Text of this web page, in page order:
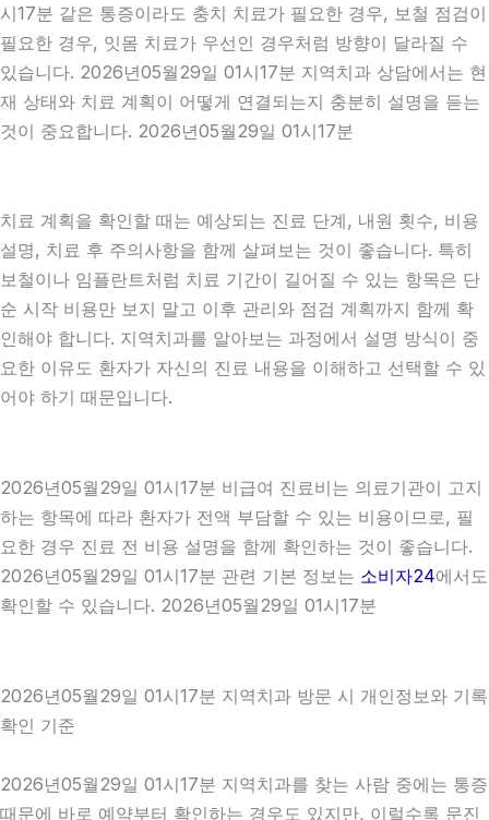
시17분 같은 통증이라도 충치 치료가 필요한 경우, 보철 점검이
필요한 경우, 잇몸 치료가 우선인 경우처럼 방향이 달라질 수
있습니다. 2026년05월29일 01시17분 지역치과 상담에서는 현
재 상태와 치료 계획이 어떻게 연결되는지 충분히 설명을 듣는
것이 중요합니다. 2026년05월29일 01시17분
치료 계획을 확인할 때는 예상되는 진료 단계, 내원 횟수, 비용
설명, 치료 후 주의사항을 함께 살펴보는 것이 좋습니다. 특히
보철이나 임플란트처럼 치료 기간이 길어질 수 있는 항목은 단
순 시작 비용만 보지 말고 이후 관리와 점검 계획까지 함께 확
인해야 합니다. 지역치과를 알아보는 과정에서 설명 방식이 중
요한 이유도 환자가 자신의 진료 내용을 이해하고 선택할 수 있
어야 하기 때문입니다.
2026년05월29일 01시17분 비급여 진료비는 의료기관이 고지
하는 항목에 따라 환자가 전액 부담할 수 있는 비용이므로, 필
요한 경우 진료 전 비용 설명을 함께 확인하는 것이 좋습니다.
2026년05월29일 01시17분 관련 기본 정보는 소비자24에서도
확인할 수 있습니다. 2026년05월29일 01시17분
2026년05월29일 01시17분 지역치과 방문 시 개인정보와 기록
확인 기준
2026년05월29일 01시17분 지역치과를 찾는 사람 중에는 통증
때문에 바로 예약부터 확인하는 경우도 있지만, 이럴수록 문진